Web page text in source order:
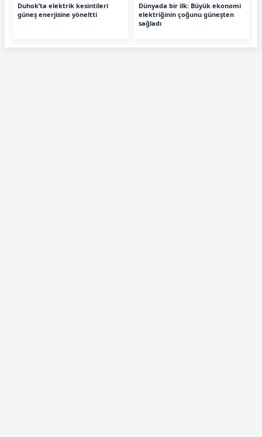
Duhok’ta elektrik kesintileri
güneş enerjisine yöneltti
Dünyada bir ilk: Büyük ekonomi
elektriğinin çoğunu güneşten
sağladı